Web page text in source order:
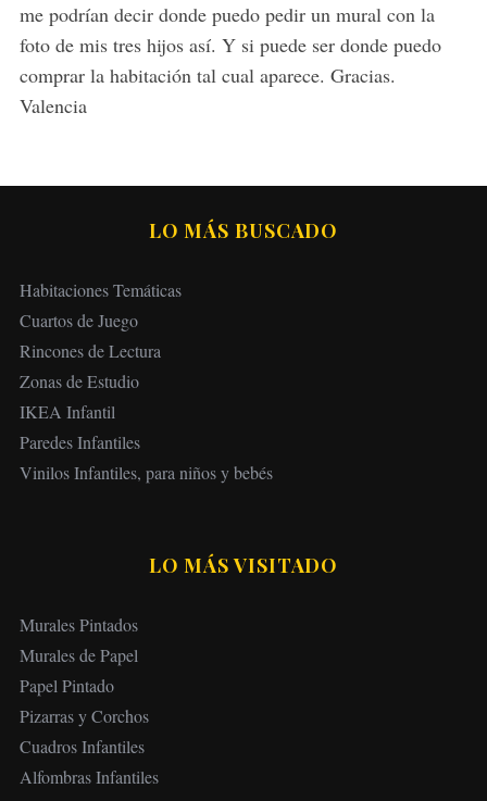
me podrían decir donde puedo pedir un mural con la
foto de mis tres hijos así. Y si puede ser donde puedo
comprar la habitación tal cual aparece. Gracias.
Valencia
LO MÁS BUSCADO
Habitaciones Temáticas
Cuartos de Juego
Rincones de Lectura
Zonas de Estudio
IKEA Infantil
Paredes Infantiles
Vinilos Infantiles, para niños y bebés
LO MÁS VISITADO
Murales Pintados
Murales de Papel
Papel Pintado
Pizarras y Corchos
Cuadros Infantiles
Alfombras Infantiles